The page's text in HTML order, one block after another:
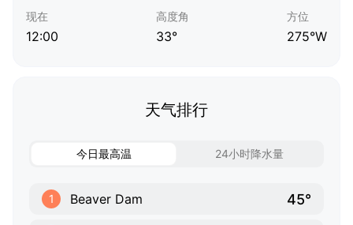
现在
12:00
高度角
33°
方位
275°W
天气排行
今日最高温 24小时降水量
1 Beaver Dam 45°